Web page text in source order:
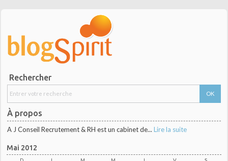
Rechercher
À propos
A J Conseil Recrutement & RH est un cabinet de... Lire la suite
Mai 2012